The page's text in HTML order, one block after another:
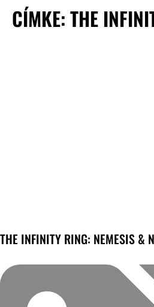
CÍMKE: THE
THE INFINITY RING: NEMESIS &